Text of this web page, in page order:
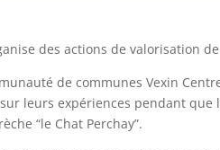
des actions de valorisation
de communes Vexin
leurs expériences pendant que
“le Chat Perchay”.